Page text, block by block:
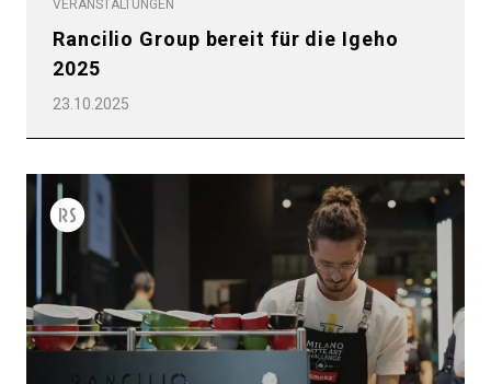
VERANSTALTUNGEN
Rancilio Group bereit für die Igeho
2025
23.10.2025